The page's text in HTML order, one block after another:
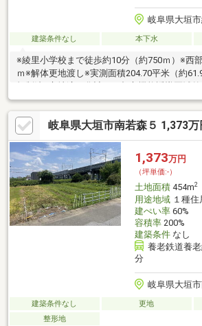
岐阜県大垣
建築条件なし 本下水
※綾里小学校まで徒歩約10分（約750ｍ）※西
ｍ※解体更地渡し※実測面積204.70平米（約
センチュリー２１真永不動産はココがおすす
物件！〇無料住宅ローン相談できます！〇地
ッフ数！〇キッズスペース完備！〇不動産以
す！営業時間9：30～18：00 (定休日：水曜
話でのお問い合わせがスムーズにご案内できま
岐阜県大垣市南若森５ 1,373万
1,373万円
（坪単価:-）
土地面積454m2
用途地域１種住
建ぺい率60%
容積率200%
建築条件なし
養老鉄道養
分
岐阜県大垣
建築条件なし 更地
整形地